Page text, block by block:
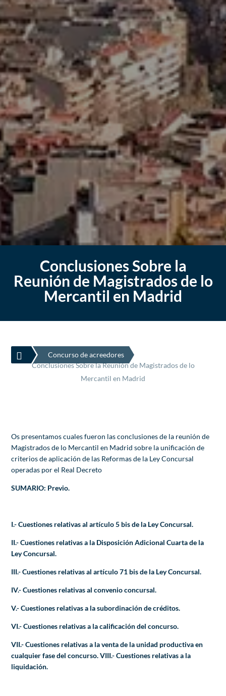
Conclusiones Sobre la
Reunión de Magistrados de lo
Mercantil en Madrid

Concurso de acreedores
Conclusiones Sobre la Reunión de Magistrados de lo
Mercantil en Madrid
Os presentamos cuales fueron las conclusiones de la reunión de
Magistrados de lo Mercantil en Madrid sobre la unificación de
criterios de aplicación de las Reformas de la Ley Concursal
operadas por el Real Decreto
SUMARIO: Previo.
I.- Cuestiones relativas al artículo 5 bis de la Ley Concursal.
II.- Cuestiones relativas a la Disposición Adicional Cuarta de la
Ley Concursal.
III.- Cuestiones relativas al artículo 71 bis de la Ley Concursal.
IV.- Cuestiones relativas al convenio concursal.
V.- Cuestiones relativas a la subordinación de créditos.
VI.- Cuestiones relativas a la calificación del concurso.
VII.- Cuestiones relativas a la venta de la unidad productiva en
cualquier fase del concurso. VIII.- Cuestiones relativas a la
liquidación.